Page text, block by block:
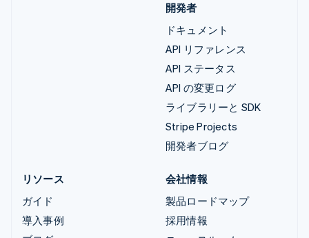
開発者
ドキュメント
API リファレンス
API ステータス
API の変更ログ
ライブラリーと SDK
Stripe Projects
開発者ブログ
リソース
ガイド
導入事例
会社情報
製品ロードマップ
採用情報